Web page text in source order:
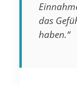
das
haben.“